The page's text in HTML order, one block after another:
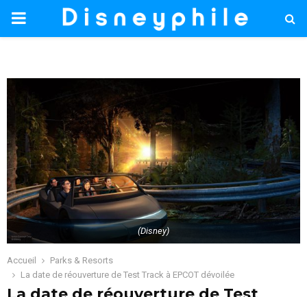
PRIMARY
(Disney)
Accueil
Parks & Resorts
La date de réouverture de Test Track à EPCOT dévoilée